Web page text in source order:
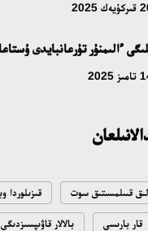
كولىنىڭ جاي-كۇيىنە
يننوۆاسيالىق تاسىلدەرى
قاتەرلەرى جانە ۇلتتىق
ءالىمنۇر تۇرعانبايدى
قىىلمىستىق سوت قىزىلوردا
قار بارىسى بالالار قاۋىپسىزدىگى